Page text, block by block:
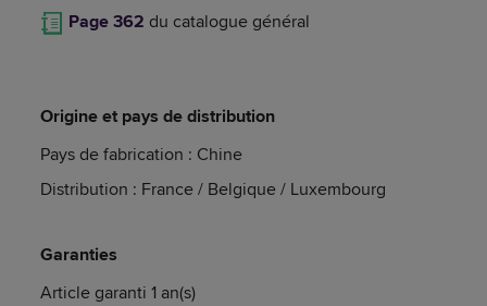
Page 362 du catalogue général
Origine et pays de distribution
Pays de fabrication : Chine
Distribution : France / Belgique / Luxembourg
Garanties
Article garanti 1 an(s)